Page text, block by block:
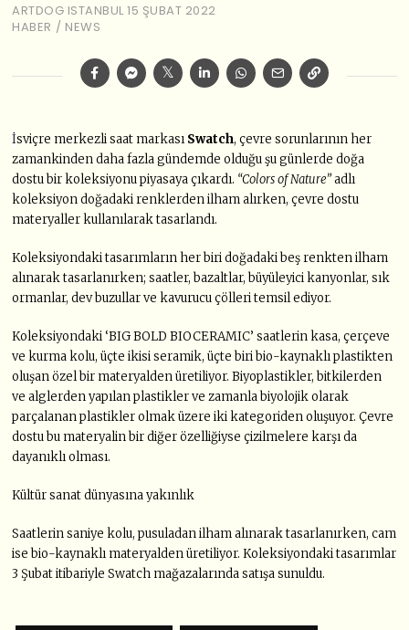
ARTDOG ISTANBUL 15 ŞUBAT 2022
HABER / NEWS
İsviçre merkezli saat markası Swatch, çevre sorunlarının her
zamankinden daha fazla gündemde olduğu şu günlerde doğa
dostu bir koleksiyonu piyasaya çıkardı. “Colors of Nature”adlı
koleksiyon doğadaki renklerden ilham alırken, çevre dostu
materyaller kullanılarak tasarlandı.
Koleksiyondaki tasarımların her biri doğadaki beş renkten ilham
alınarak tasarlanırken; saatler, bazaltlar, büyüleyici kanyonlar, sık
ormanlar, dev buzullar ve kavurucu çölleri temsil ediyor.
Koleksiyondaki ‘BIG BOLD BIOCERAMIC’ saatlerin kasa, çerçeve
ve kurma kolu, üçte ikisi seramik, üçte biri bio-kaynaklı plastikten
oluşan özel bir materyalden üretiliyor. Biyoplastikler, bitkilerden
ve alglerden yapılan plastikler ve zamanla biyolojik olarak
parçalanan plastikler olmak üzere iki kategoriden oluşuyor. Çevre
dostu bu materyalin bir diğer özelliğiyse çizilmelere karşı da
dayanıklı olması.
Kültür sanat dünyasına yakınlık
Saatlerin saniye kolu, pusuladan ilham alınarak tasarlanırken, cam
ise bio-kaynaklı materyalden üretiliyor. Koleksiyondaki tasarımlar
3 Şubat itibariyle Swatch mağazalarında satışa sunuldu.